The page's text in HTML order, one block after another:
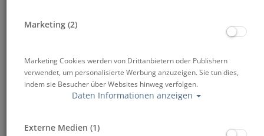
ab 129,00 €
Reservierungs- und Buchungsmöglichkeiten
Marketing (2)
Marketing Cookies werden von Drittanbietern oder Publishern
verwendet, um personalisierte Werbung anzuzeigen. Sie tun dies,
indem sie Besucher über Websites hinweg verfolgen.
Daten Informationen anzeigen
Externe Medien (1)